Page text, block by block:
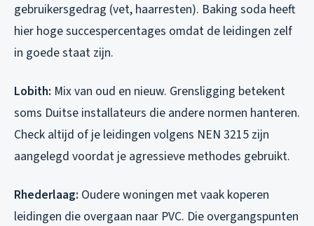
gebruikersgedrag (vet, haarresten). Baking soda heeft
hier hoge succespercentages omdat de leidingen zelf
in goede staat zijn.
Lobith: Mix van oud en nieuw. Grensligging betekent
soms Duitse installateurs die andere normen hanteren.
Check altijd of je leidingen volgens NEN 3215 zijn
aangelegd voordat je agressieve methodes gebruikt.
Rhederlaag: Oudere woningen met vaak koperen
leidingen die overgaan naar PVC. Die overgangspunten